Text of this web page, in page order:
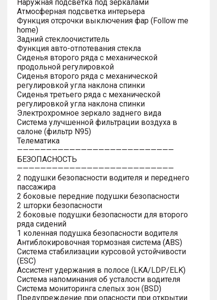
Наружная подсветка под зеркалами
Атмосферная подсветка интерьера
Функция отсрочки выключения фар (Follow me
home)
Задний стеклоочиститель
Функция авто-отпотевания стекла
Сиденья второго ряда с механической
продольной регулировкой
Сиденья второго ряда с механической
регулировкой угла наклона спинки
Сиденья третьего ряда с механической
регулировкой угла наклона спинки
Электрохромное зеркало заднего вида
Система улучшенной фильтрации воздуха в
салоне (фильтр N95)
Телематика
———————————————————————————
БЕЗОПАСНОСТЬ
———————————————————————————
2 подушки безопасности водителя и переднего
пассажира
2 боковые передние подушки безопасности
2 шторки безопасности
2 боковые подушки безопасности для второго
ряда сидений
1 коленная подушка безопасности водителя
Антиблокировочная тормозная система (ABS)
Система стабилизации курсовой устойчивости
(ESC)
Ассистент удержания в полосе (LKA/LDP/ELK)
Система напоминания об усталости водителя
Система мониторинга слепых зон (BSD)
Предупреждение при опасности при открытии